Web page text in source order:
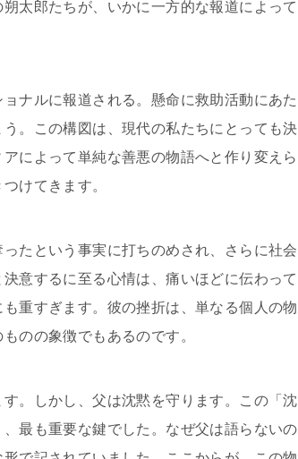
太郎たちが、いかに一方的な報道によって
ナルに報道される。懸命に救助活動にあた
。この構図は、現代の私たちにとっても決
によって単純な善悪の物語へと作り変えら
けてきます。
たという事実に打ちのめされ、さらに社会
意するに至る心情は、痛いほどに伝わって
重すぎます。彼の挫折は、単なる個人の物
のの象徴でもあるのです。
。しかし、父は沈黙を守ります。この「沈
最も重要な鍵でした。なぜ父は語らないの